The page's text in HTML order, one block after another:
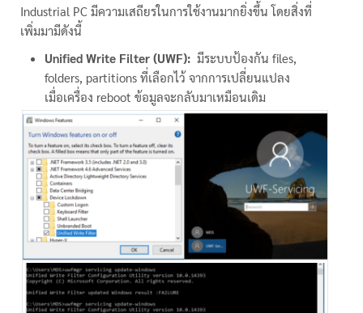
Industrial PC มีความเสถียรในการใช้งานมากยิ่งขึ้น โดยสิ่งที่
เพิ่มมามีดังนี้
Unified Write Filter (UWF): มีระบบป้องกัน files,
folders, partitions ที่เลือกไว้ จากการเปลี่ยนแปลง
เมื่อเครื่อง reboot ข้อมูลจะกลับมาเหมือนเดิม